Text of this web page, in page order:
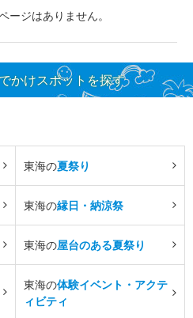
ージはありません。
かけスポットを探す
東海の夏祭り
東海の縁日・納涼祭
東海の屋台のある夏祭り
東海の体験イベント・アクテ
ィビティ